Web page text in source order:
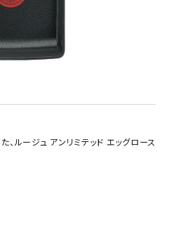
、ルージュ アンリミテッド エッグロース